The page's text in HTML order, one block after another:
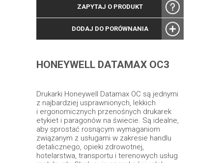
ZAPYTAJ O PRODUKT
DODAJ DO PORÓWNANIA
HONEYWELL DATAMAX OC3
Drukarki Honeywell Datamax OC są jednymi
z najbardziej usprawnionych, lekkich
i ergonomicznych przenośnych drukarek
etykiet i paragonów na świecie. Są idealne,
aby sprostać rosnącym wymaganiom
związanym z usługami w zakresie handlu
detalicznego, opieki zdrowotnej,
hotelarstwa, transportu i terenowych usług